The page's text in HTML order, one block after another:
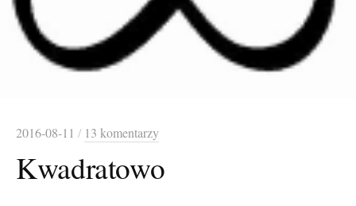
2016-08-11 / 13 komentarzy
Kwadratowo